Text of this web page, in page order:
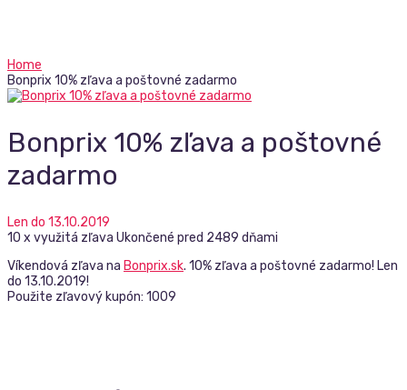
Home
Bonprix 10% zľava a poštovné zadarmo
Bonprix 10% zľava a poštovné
zadarmo
Len do 13.10.2019
10 x využitá zľava Ukončené pred 2489 dňami
Víkendová zľava na Bonprix.sk. 10% zľava a poštovné zadarmo! Len
do 13.10.2019!
Použite zľavový kupón: 1009